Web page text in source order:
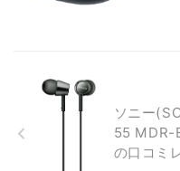
ソニー
55 MDR-
の口コミ